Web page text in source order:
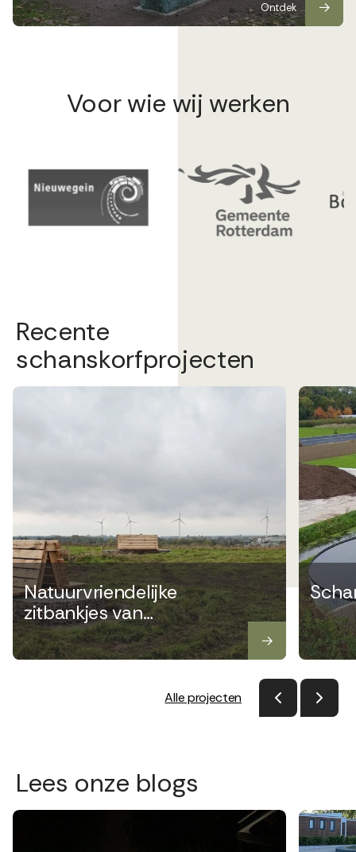
Ontdek
Voor wie wij werken
Recente
schanskorfprojecten
Natuurvriendelijke
zitbankjes van
schanskorven voor
natuurgebied
Alle projecten
Lees onze blogs